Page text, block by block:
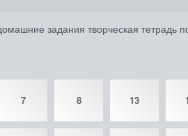
задания творческая
7 8 13